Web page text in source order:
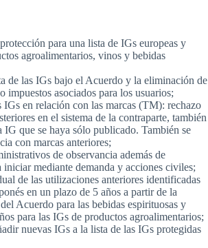
para una lista de IGs europeas y
agroalimentarios, vinos y bebidas
de las IGs bajo el Acuerdo y la eliminación de
impuestos asociados para los usuarios;
IGs en relación con las marcas (TM): rechazo
en el sistema de la contraparte, también
IG que se haya sólo publicado. También se
con marcas anteriores;
de observancia además de
iniciar mediante demanda y acciones civiles;
de las utilizaciones anteriores identificadas
en un plazo de 5 años a partir de la
Acuerdo para las bebidas espirituosas y
para las IGs de productos agroalimentarios;
nuevas IGs a la lista de las IGs protegidas